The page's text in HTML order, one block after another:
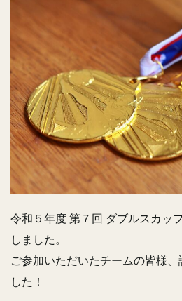
令和５年度 第７回 ダブルスカッ
しました。
ご参加いただいたチームの皆様
した！